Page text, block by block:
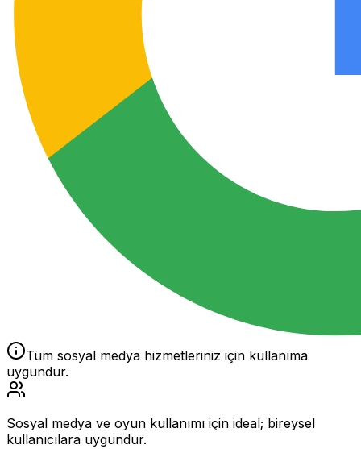
Tüm sosyal medya hizmetleriniz için kullanıma
uygundur.
Sosyal medya ve oyun kullanımı için ideal; bireysel
kullanıcılara uygundur.